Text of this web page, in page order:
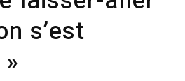
s’est